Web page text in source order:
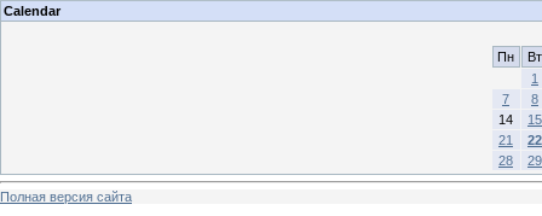
Calendar
Пн
Вт
1
7
8
14
15
21
22
28
29
Полная версия сайта